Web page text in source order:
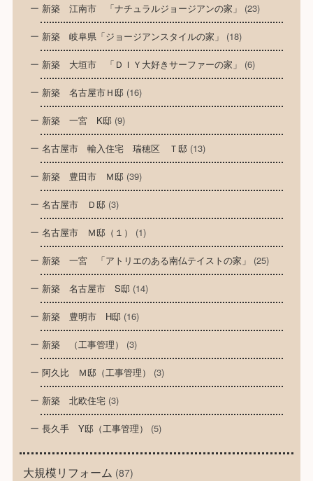
新築 江南市 「ナチュラルジョージアンの家」 (23)
新築 岐阜県「ジョージアンスタイルの家」 (18)
新築 大垣市 「ＤＩＹ大好きサーファーの家」 (6)
新築 名古屋市Ｈ邸(16)
新築 一宮 K邸(9)
名古屋市 輸入住宅 瑞穂区 Ｔ邸(13)
新築 豊田市 Ｍ邸(39)
名古屋市 Ｄ邸(3)
名古屋市 Ｍ邸（１） (1)
新築 一宮 「アトリエのある南仏テイストの家」 (25)
新築 名古屋市 S邸(14)
新築 豊明市 H邸(16)
新築 （工事管理） (3)
阿久比 Ｍ邸（工事管理） (3)
新築 北欧住宅(3)
長久手 Y邸（工事管理） (5)
大規模リフォーム (87)